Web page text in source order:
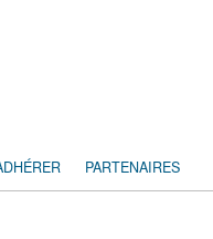
PARTENAIRES